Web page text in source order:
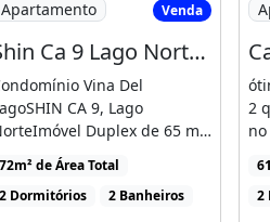
sofrer mudanças
a confirmação com
Apartamento Venda
Shin Ca 9 Lago Norte Condomínio Vina del Lago 2 Quartos 2 Banheiros 1 Vaga 65M²
Vina Del
CA 9, Lago
Duplex de 65 m²
no Lago Norte com
Proximidade [...]
72m² de Área Total
2 Dormitórios
2 Banheiros
2
2